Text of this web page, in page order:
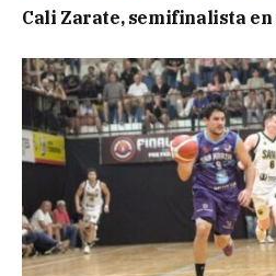
Cali Zarate, semifinalista en